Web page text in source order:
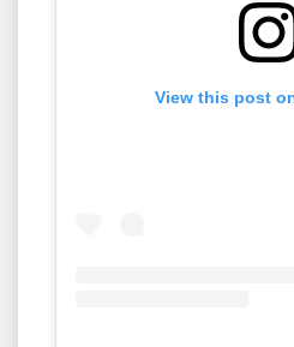
View this post